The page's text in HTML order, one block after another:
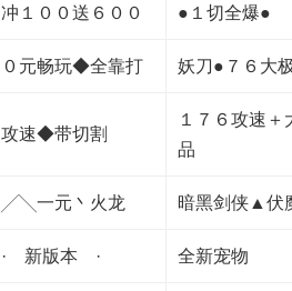
冲１００送６００ ●１切全爆●
０元畅玩◆全靠打 妖刀●７６大
攻速◆带切割
１７６攻速＋
品
╱╲一元丶火龙 暗黑剑侠▲伏
· 新版本 · 全新宠物